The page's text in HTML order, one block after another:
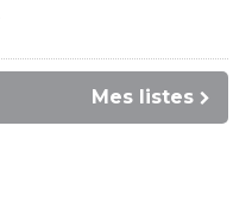
Mes listes